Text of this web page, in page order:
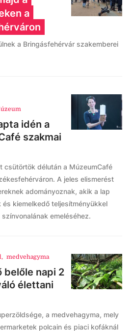
a
a Bringásfehérvár szakemberei
idén a
szakmai
csütörtök délután a MúzeumCafé
A jeles elismerést
adományoznak, akik a lap
kiemelkedő teljesítményükkel
emeléséhez.
, medvehagyma
belőle napi 2
élettani
a medvehagyma, mely
polcain és piaci kofáknál